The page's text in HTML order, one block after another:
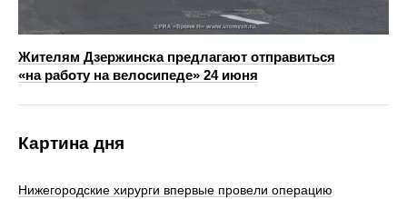
Жителям Дзержинска предлагают отправиться
«на работу на велосипеде» 24 июня
Картина дня
Нижегородские хирурги впервые провели операцию